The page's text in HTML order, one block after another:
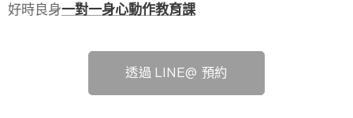
好時良身一對一身心動作教育課
透過 LINE@ 預約